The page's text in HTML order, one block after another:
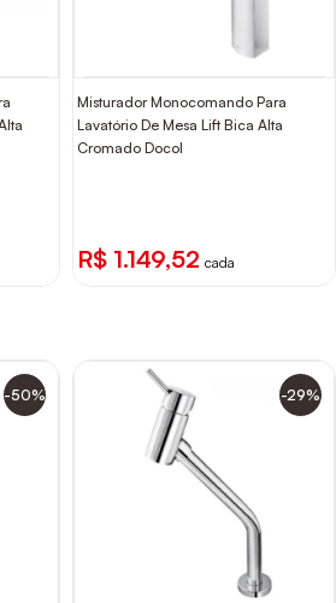
Misturador Monocomando Para
Lavatório De Mesa Lift Bica Alta
Cromado Docol
R$ 1.149,52 cada
-50% -29%